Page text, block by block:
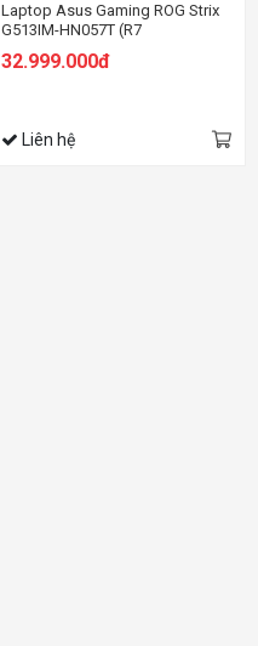
Laptop Asus Gaming ROG Strix
G513IM-HN057T (R7
4800H/16GB RAM/512GB
SSD/15.6 FHD 144hz/RTX3060
32.999.000đ
Liên hệ